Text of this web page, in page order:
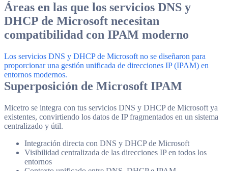
Áreas en las que los servicios DNS y
DHCP de Microsoft necesitan
compatibilidad con IPAM moderno
Los servicios DNS y DHCP de Microsoft no se diseñaron para
proporcionar una gestión unificada de direcciones IP (IPAM) en
entornos modernos.
Superposición de Microsoft IPAM
Micetro se integra con tus servicios DNS y DHCP de Microsoft ya
existentes, convirtiendo los datos de IP fragmentados en un sistema
centralizado y útil.
Integración directa con DNS y DHCP de Microsoft
Visibilidad centralizada de las direcciones IP en todos los
entornos